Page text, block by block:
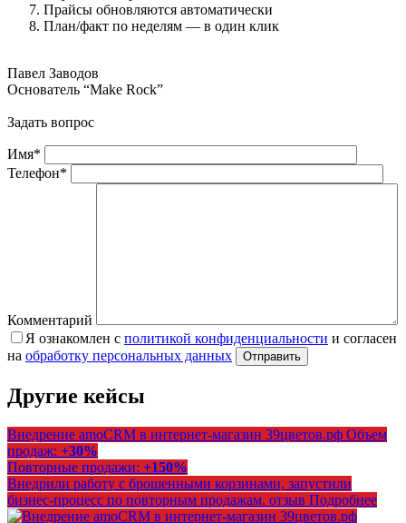
Прайсы обновляются автоматически
План/факт по неделям — в один клик
Павел Заводов
Основатель “Make Rock”
Задать вопрос
Имя*
Телефон*
Комментарий
Я ознакомлен с политикой конфиденциальности и согласен
на обработку персональных данных Отправить
Другие кейсы
Внедрение amoCRM в интернет-магазин 39цветов.рф Объем
продаж: +30%
Повторные продажи: +150%
Внедрили работу с брошенными корзинами, запустили
бизнес-процесс по повторным продажам. отзыв Подробнее